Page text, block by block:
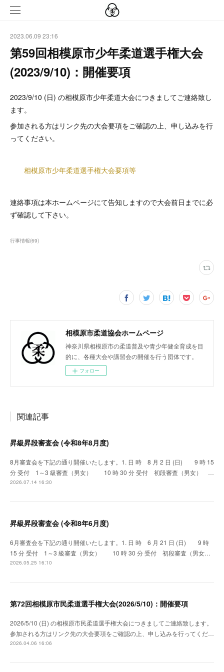
2023.06.09 23:16
第59回相模原市少年柔道選手権大会
(2023/9/10)：開催要項
2023/9/10 (日) の相模原市少年柔道大会につきましてご連絡致し
ます。
参加される方はリンク先の大会要項をご確認の上、申し込みを行
ってください。
相模原市少年柔道選手権大会要項等
連絡事項は本ホームページにて告知しますので大会前日までに必
ず確認して下さい。
行事情報(69)
相模原市柔道協会ホームページ
神奈川県相模原市の柔道普及や青少年健全育成を目
的に、各種大会や講習会の開催を行う団体です。
フォロー
関連記事
昇級昇段審査会 (令和8年8月度)
8月審査会を下記の通り開催いたします。1. 日 時 8 月 2 日 (日) 9 時 15
分 受付 1～3 級審査（男女） 10 時 30 分 受付 初段審査（男女） …
2026.07.14 16:30
昇級昇段審査会 (令和8年6月度)
6月審査会を下記の通り開催いたします。1. 日 時 6 月 21 日 (日) 9 時
15 分 受付 1～3 級審査（男女） 10 時 30 分 受付 初段審査（男女…
2026.05.25 16:10
第72回相模原市民柔道選手権大会(2026/5/10)：開催要項
2026/5/10 (日) の相模原市民柔道選手権大会につきましてご連絡致します。
参加される方はリンク先の大会要項をご確認の上、申し込みを行ってくだ…
2026.04.06 16:06